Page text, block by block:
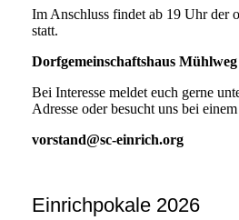
Im Anschluss findet ab 19 Uhr der
statt.
Dorfgemeinschaftshaus
Bei Interesse meldet euch gerne
Adresse oder besucht uns bei
vorstand@sc-einrich.org
Einrichpokale 2026